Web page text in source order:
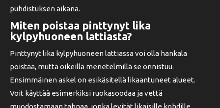
puhdistuksen aikana.
Miten poistaa pinttynyt lika
kylpyhuoneen lattiasta?
Pinttynyt lika kylpyhuoneen lattiassa voi olla hankala
poistaa, mutta oikeilla menetelmillä se onnistuu.
Ensimmäinen askel on esikäsitellä likaantuneet alueet.
Voit käyttää esimerkiksi ruokasoodaa ja vettä
muodostamaan tahnaa, jonka levität likaisille kohdille.